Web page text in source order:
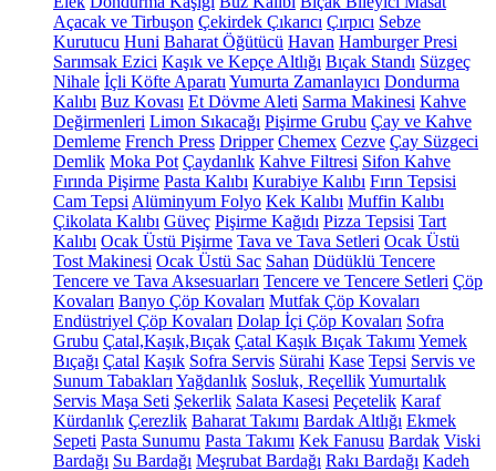
Açacak ve Tirbuşon Çekirdek Çıkarıcı Çırpıcı Sebze
Kurutucu Huni Baharat Öğütücü Havan Hamburger Presi
Sarımsak Ezici Kaşık ve Kepçe Altlığı Bıçak Standı Süzgeç
Nihale İçli Köfte Aparatı Yumurta Zamanlayıcı Dondurma
Kalıbı Buz Kovası Et Dövme Aleti Sarma Makinesi Kahve
Değirmenleri Limon Sıkacağı Pişirme Grubu Çay ve Kahve
Demleme French Press Dripper Chemex Cezve Çay Süzgeci
Demlik Moka Pot Çaydanlık Kahve Filtresi Sifon Kahve
Fırında Pişirme Pasta Kalıbı Kurabiye Kalıbı Fırın Tepsisi
Cam Tepsi Alüminyum Folyo Kek Kalıbı Muffin Kalıbı
Çikolata Kalıbı Güveç Pişirme Kağıdı Pizza Tepsisi Tart
Kalıbı Ocak Üstü Pişirme Tava ve Tava Setleri Ocak Üstü
Tost Makinesi Ocak Üstü Sac Sahan Düdüklü Tencere
Tencere ve Tava Aksesuarları Tencere ve Tencere Setleri Çöp
Kovaları Banyo Çöp Kovaları Mutfak Çöp Kovaları
Endüstriyel Çöp Kovaları Dolap İçi Çöp Kovaları Sofra
Grubu Çatal,Kaşık,Bıçak Çatal Kaşık Bıçak Takımı Yemek
Bıçağı Çatal Kaşık Sofra Servis Sürahi Kase Tepsi Servis ve
Sunum Tabakları Yağdanlık Sosluk, ReçellikYumurtalık
Servis Maşa Seti Şekerlik Salata Kasesi Peçetelik Karaf
Kürdanlık Çerezlik Baharat Takımı Bardak Altlığı Ekmek
Sepeti Pasta Sunumu Pasta Takımı Kek Fanusu Bardak Viski
Bardağı Su Bardağı Meşrubat Bardağı Rakı Bardağı Kadeh